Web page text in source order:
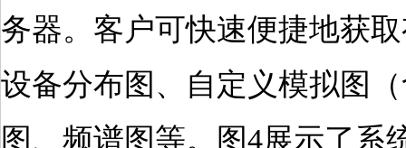
务器。客户可快速便捷地获
设备分布图、自定义模拟图
图、频谱图等。图4展示了系